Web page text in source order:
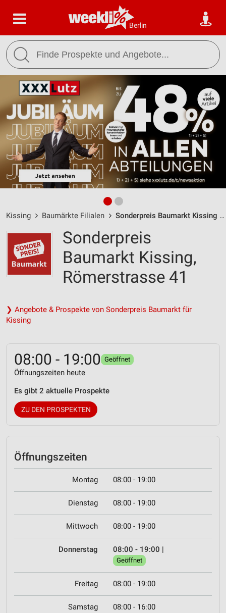
Berlin
Kissing Baumärkte Filialen Sonderpreis Baumarkt Kissing / Römerstrasse 41 - Öffnungszeiten & Adresse
Sonderpreis
Baumarkt Kissing,
Römerstrasse 41
❯ Angebote & Prospekte von Sonderpreis Baumarkt für
Kissing
08:00 - 19:00 Geöffnet
Öffnungszeiten heute
Es gibt 2 aktuelle Prospekte
ZU DEN PROSPEKTEN
Öffnungszeiten
Montag 08:00 - 19:00
Dienstag 08:00 - 19:00
Mittwoch 08:00 - 19:00
Donnerstag 08:00 - 19:00 |
Geöffnet
Freitag 08:00 - 19:00
Samstag 08:00 - 16:00